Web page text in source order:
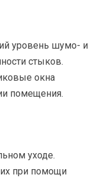
уровень шумо- и
стыков.
окна
помещения.
уходе.
при помощи